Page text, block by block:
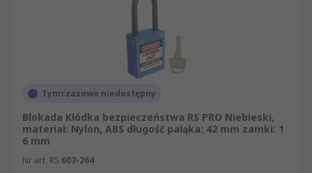
Tymczasowo niedostępny
Blokada Kłódka bezpieczeństwa RS PRO Niebieski,
materiał: Nylon, ABS długość pałąka: 42 mm zamki: 1
6 mm
Nr art. RS 603-264